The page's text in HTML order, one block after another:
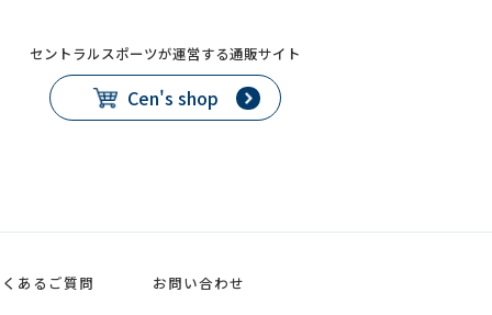
セントラルスポーツが運営する通販サイト
Cen's shop
あるご質問 お問い合わせ